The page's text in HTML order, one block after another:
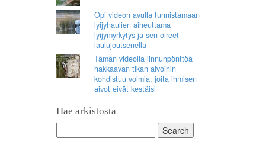
Opi videon avulla tunnistamaan
lyijyhaulien aiheuttama
lyijymyrkytys ja sen oireet
laulujoutsenella
Tämän videolla linnunpönttöä
hakkaavan tikan aivoihin
kohdistuu voimia, joita ihmisen
aivot eivät kestäisi
Hae arkistosta
for: